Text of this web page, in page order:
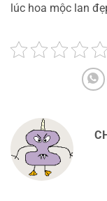
lúc hoa mộc lan